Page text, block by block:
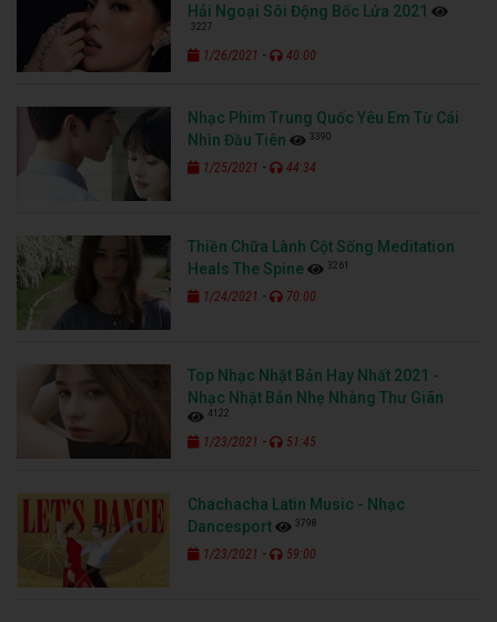
Hải Ngoại Sôi Động Bốc Lửa 2021
3227
1/26/2021 - 40:00
Nhạc Phim Trung Quốc Yêu Em Từ Cái
Nhìn Đầu Tiên
3390
1/25/2021 - 44:34
Thiền Chữa Lành Cột Sống Meditation
Heals The Spine
3261
1/24/2021 - 70:00
Top Nhạc Nhật Bản Hay Nhất 2021 -
Nhạc Nhật Bản Nhẹ Nhàng Thư Giãn
4122
1/23/2021 - 51:45
Chachacha Latin Music - Nhạc
Dancesport
3798
1/23/2021 - 59:00